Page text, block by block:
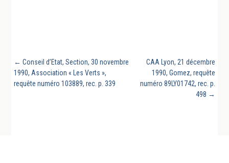
← Conseil d’Etat, Section, 30 novembre
1990, Association « Les Verts »,
requête numéro 103889, rec. p. 339
CAA Lyon, 21 décembre
1990, Gomez, requête
numéro 89LY01742, rec. p.
498 →